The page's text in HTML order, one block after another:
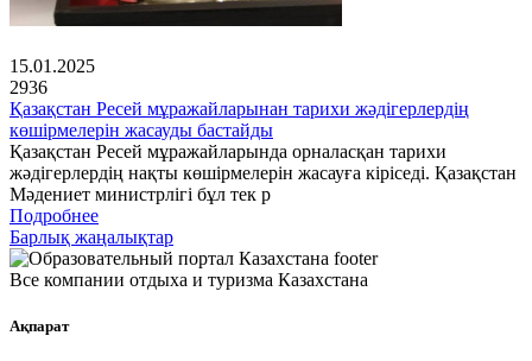
15.01.2025
2936
Қазақстан Ресей мұражайларынан тарихи жәдігерлердің
көшірмелерін жасауды бастайды
Қазақстан Ресей мұражайларында орналасқан тарихи
жәдігерлердің нақты көшірмелерін жасауға кіріседі. Қазақстан
Мәдениет министрлігі бұл тек р
Подробнее
Барлық жаңалықтар
Все компании отдыха и туризма Казахстана
Ақпарат